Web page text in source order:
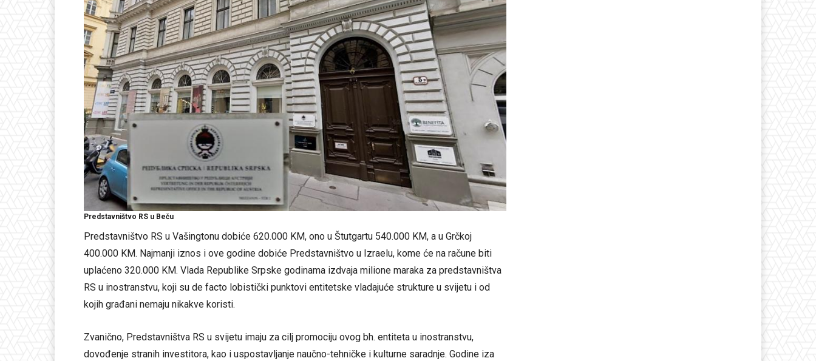
Predstavništvo RS u Beču
Predstavništvo RS u Vašingtonu dobiće 620.000 KM, ono u Štutgartu 540.000 KM, a u Grčkoj
400.000 KM. Najmanji iznos i ove godine dobiće Predstavništvo u Izraelu, kome će na račune biti
uplaćeno 320.000 KM. Vlada Republike Srpske godinama izdvaja milione maraka za predstavništva
RS u inostranstvu, koji su de facto lobistički punktovi entitetske vladajuće strukture u svijetu i od
kojih građani nemaju nikakve koristi.
Zvanično, Predstavništva RS u svijetu imaju za cilj promociju ovog bh. entiteta u inostranstvu,
dovođenje stranih investitora, kao i uspostavljanje naučno-tehničke i kulturne saradnje. Godine iza